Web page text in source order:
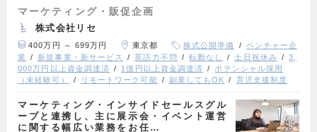
マーケティング・販促企画
株式会社リセ
400万円 ～ 699万円 東京都 株式公開準備
ベンチャー企
業
新規事業・新サービス 英語力不問 転勤なし 土日祝休み
3,
000万円以上資金調達済
1億円以上資金調達済
ポテンシャル採用
（未経験可）
リモートワーク可能 副業してもOK 育児支援制度
マーケティング・インサイドセールスグル
ープと連携し、主に展示会・イベント運営
に関する幅広い業務をお任…